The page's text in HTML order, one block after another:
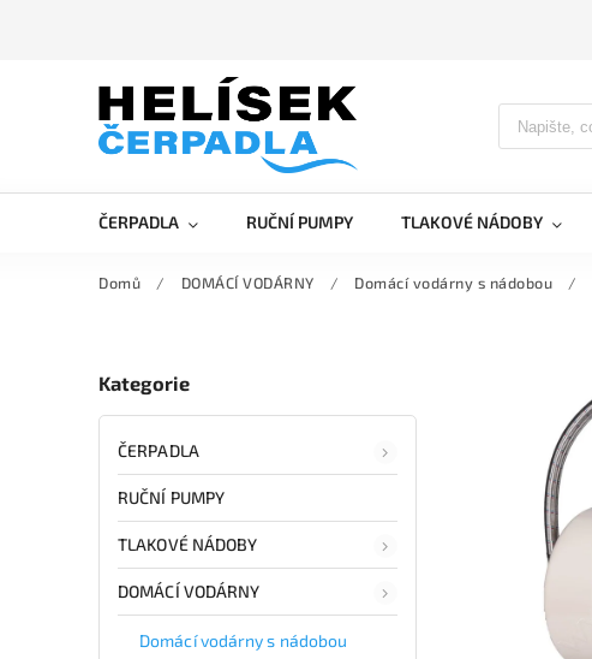
ČERPADLA RUČNÍ PUMPY TLAKOVÉ NÁDOBY
Domů / DOMÁCÍ VODÁRNY / Domácí vodárny s nádobou /
Kategorie
ČERPADLA
RUČNÍ PUMPY
TLAKOVÉ NÁDOBY
DOMÁCÍ VODÁRNY
Domácí vodárny s nádobou